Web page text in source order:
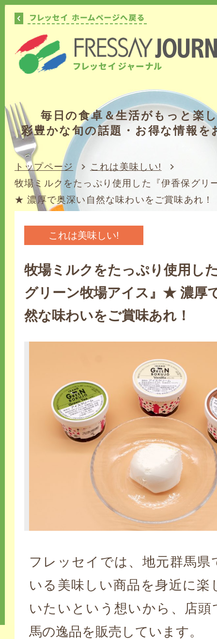
毎日の食卓＆生活がもっと楽
彩豊かな旬の話題・お得な情報を
トップページ
これは美味しい!
牧場ミルクをたっぷり使用した『伊香保グリ
★ 濃厚で奥深い自然な味わいをご賞味あれ！
これは美味しい!
牧場ミルクをたっぷり使用し
グリーン牧場アイス』★ 濃厚
然な味わいをご賞味あれ！
フレッセイでは、地元群馬県
いる美味しい商品を身近に楽
いたいという想いから、店頭
馬の逸品を販売しています。